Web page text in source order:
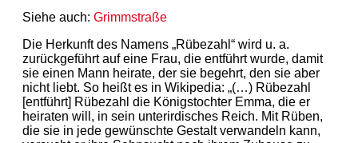
Siehe auch: Grimmstraße
Die Herkunft des Namens „Rübezahl“ wird u. a.
zurückgeführt auf eine Frau, die entführt wurde, damit
sie einen Mann heirate, der sie begehrt, den sie aber
nicht liebt. So heißt es in Wikipedia: „(…) Rübezahl
[entführt] Rübezahl die Königstochter Emma, die er
heiraten will, in sein unterirdisches Reich. Mit Rüben,
die sie in jede gewünschte Gestalt verwandeln kann,